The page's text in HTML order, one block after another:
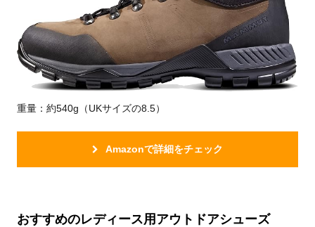
重量：約540g（UKサイズの8.5）
Amazonで詳細をチェック
おすすめのレディース用アウトドアシューズ